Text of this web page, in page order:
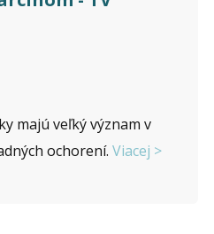
majú veľký význam v
ochorení. Viacej >